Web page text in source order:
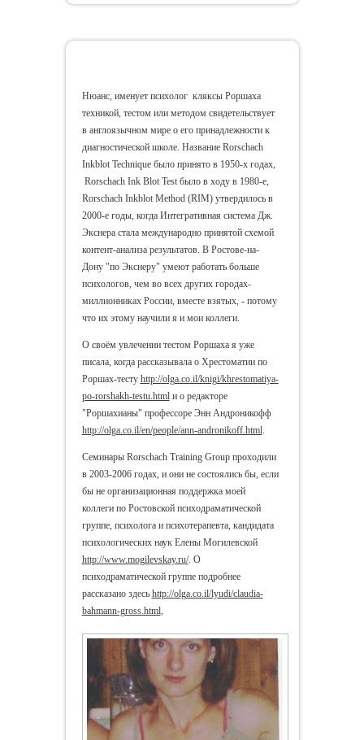
Нюанс, именует психолог кляксы Роршаха
техникой, тестом или методом свидетельствует
в англоязычном мире о его принадлежности к
диагностической школе. Название Rorschach
Inkblot Technique было принято в 1950-х годах,
Rorschach Ink Blot Test было в ходу в 1980-е,
Rorschach Inkblot Method (RIM) утвердилось в
2000-е годы, когда Интегративная система Дж.
Экснера стала международно принятой схемой
контент-анализа результатов. В Ростове-на-
Дону "по Экснеру" умеют работать больше
психологов, чем во всех других городах-
миллионниках России, вместе взятых, - потому
что их этому научили я и мои коллеги.
О своём увлечении тестом Роршаха я уже
писала, когда рассказывала о Хрестоматии по
Роршах-тесту http://olga.co.il/knigi/khrestomatiya-
po-rorshakh-testu.htmlи о редакторе
"Роршахианы" профессоре Энн Андроникофф
http://olga.co.il/en/people/ann-andronikoff.html.
Семинары Rorschach Training Group проходили
в 2003-2006 годах, и они не состоялись бы, если
бы не организационная поддержка моей
коллеги по Ростовской психодраматической
группе, психолога и психотерапевта, кандидата
психологических наук Елены Могилевской
http://www.mogilevskay.ru/. О
психодраматической группеподробнее
рассказано здесь http://olga.co.il/lyudi/claudia-
bahmann-gross.html,